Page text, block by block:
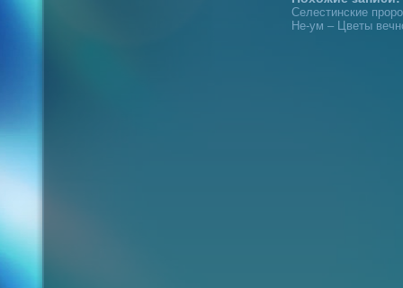
Селестинские
Не-ум – Цветы